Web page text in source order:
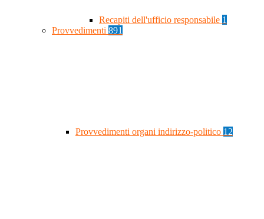
Recapiti dell'ufficio responsabile 1
Provvedimenti 891
Provvedimenti organi indirizzo-politico 12